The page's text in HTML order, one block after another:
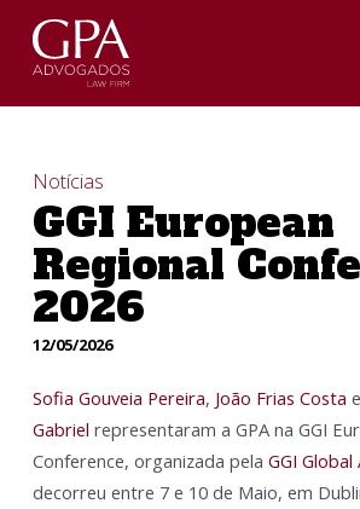
Notícias
GGI European
Regional
2026
12/05/2026
Sofia Gouveia Pereira, João Frias Costa e
Gabriel representaram a GPA na GGI
Conference, organizada pela GGI Global
decorreu entre 7 e 10 de Maio, em